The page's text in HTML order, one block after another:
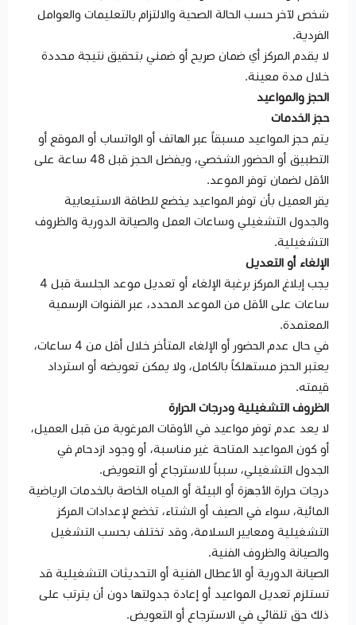
شخص لآخر حسب الحالة الصحية والالتزام بالتعليمات والعوامل
الفردية.
لا يقدم المركز أي ضمان صريح أو ضمني بتحقيق نتيجة محددة
خلال مدة معينة.
الحجز والمواعيد
حجز الخدمات
يتم حجز المواعيد مسبقاً عبر الهاتف أو الواتساب أو الموقع أو
التطبيق أو الحضور الشخصي، ويفضل الحجز قبل 48 ساعة على
الأقل لضمان توفر الموعد.
يقر العميل بأن توفر المواعيد يخضع للطاقة الاستيعابية
والجدول التشغيلي وساعات العمل والصيانة الدورية والظروف
التشغيلية.
الإلغاء أو التعديل
يجب إبلاغ المركز برغبة الإلغاء أو تعديل موعد الجلسة قبل 4
ساعات على الأقل من الموعد المحدد، عبر القنوات الرسمية
المعتمدة.
في حال عدم الحضور أو الإلغاء المتأخر خلال أقل من 4 ساعات،
يعتبر الحجز مستهلكاً بالكامل، ولا يمكن تعويضه أو استرداد
قيمته.
الظروف التشغيلية ودرجات الحرارة
لا يعد عدم توفر مواعيد في الأوقات المرغوبة من قبل العميل،
أو كون المواعيد المتاحة غير مناسبة، أو وجود ازدحام في
الجدول التشغيلي، سبباً للاسترجاع أو التعويض.
درجات حرارة الأجهزة أو البيئة أو المياه الخاصة بالخدمات الرياضية
المائية، سواء في الصيف أو الشتاء، تخضع لإعدادات المركز
التشغيلية ومعايير السلامة، وقد تختلف بحسب التشغيل
والصيانة والظروف الفنية.
الصيانة الدورية أو الأعطال الفنية أو التحديثات التشغيلية قد
تستلزم تعديل المواعيد أو إعادة جدولتها دون أن يترتب على
ذلك حق تلقائي في الاسترجاع أو التعويض.